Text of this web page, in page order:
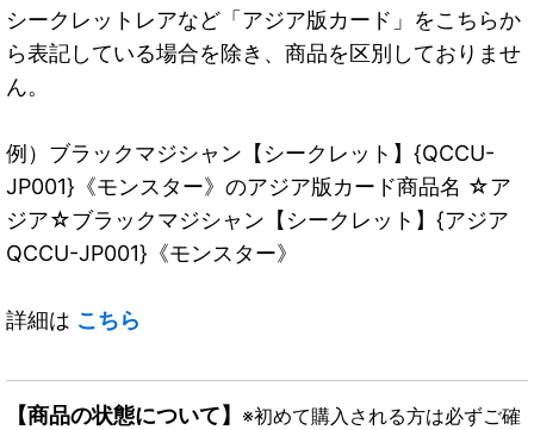
シークレットレアなど「アジア版カード」をこちらか
ら表記している場合を除き、商品を区別しておりませ
ん。
例）ブラックマジシャン【シークレット】{QCCU-
JP001}《モンスター》のアジア版カード商品名 ☆ア
ジア☆ブラックマジシャン【シークレット】{アジア
QCCU-JP001}《モンスター》
詳細は こちら
【商品の状態について】 ※初めて購入される方は必ずご確